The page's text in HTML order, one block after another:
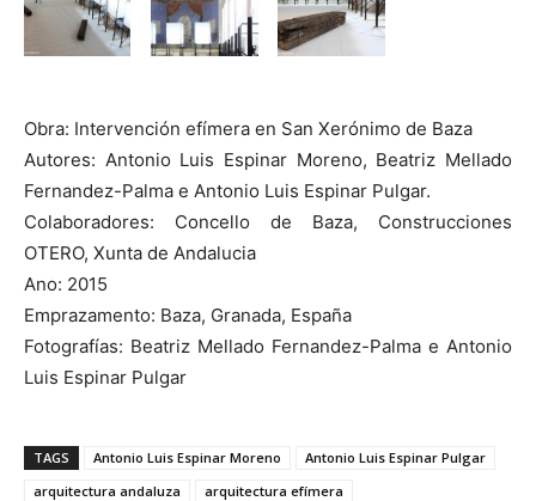
Obra: Intervención efímera en San Xerónimo de Baza
Autores: Antonio Luis Espinar Moreno, Beatriz Mellado
Fernandez-Palma e Antonio Luis Espinar Pulgar.
Colaboradores: Concello de Baza, Construcciones
OTERO, Xunta de Andalucia
Ano: 2015
Emprazamento: Baza, Granada, España
Fotografías: Beatriz Mellado Fernandez-Palma e Antonio
Luis Espinar Pulgar
TAGS Antonio Luis Espinar Moreno
Antonio Luis Espinar Pulgar
arquitectura andaluza
arquitectura efímera